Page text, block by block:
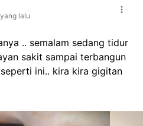
lalu
.. semalam sedang tidur
sakit sampai terbangun
ini.. kira kira gigitan